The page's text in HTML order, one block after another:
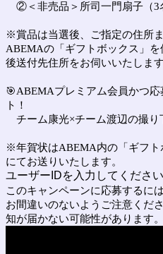
②＜非売品＞所司一門扇子（3
※賞品は当選後、ご指定の住所
ABEMAの「ギフトボックス」
後送付先住所をお伺いいたします
🎯ABEMAプレミアム会員かつ
ト！
チーム康光×チーム渡辺の撮り
※年賀状はABEMA内の「ギフト
にてお送りいたします。
ユーザーIDを入力してください
このキャンペーンに応募するに
お間違いのないようご注意くだ
知が届かない可能性があります。